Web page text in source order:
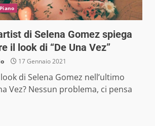
di Selena Gomez spiega
il look di “De Una Vez”
17 Gennaio 2021
di Selena Gomez nell’ultimo
Vez? Nessun problema, ci pensa